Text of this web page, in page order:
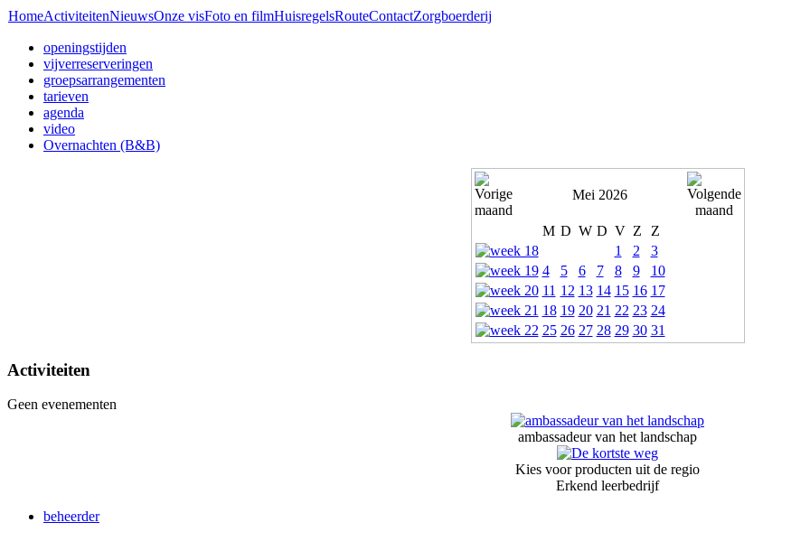
HomeActiviteitenNieuwsOnze visFoto en filmHuisregelsRouteContactZorgboerderij
openingstijden
vijverreserveringen
groepsarrangementen
tarieven
agenda
video
Overnachten (B&B)
Mei 2026
M D W D V Z
Z
1
2
3
4
5 6 7 8 9
10
11 12 13 14 15 16 17
18 19 20 21 22 23 24
25 26 27 28 29 30 31
Activiteiten
Geen evenementen
ambassadeur van het landschap
Kies voor producten uit de regio
Erkend leerbedrijf
beheerder